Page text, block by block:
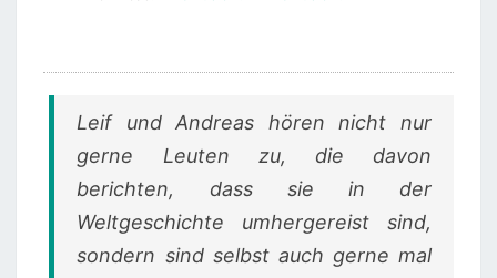
Leif und Andreas hören nicht nur
gerne Leuten zu, die davon
berichten, dass sie in der
Weltgeschichte umhergereist sind,
sondern sind selbst auch gerne mal